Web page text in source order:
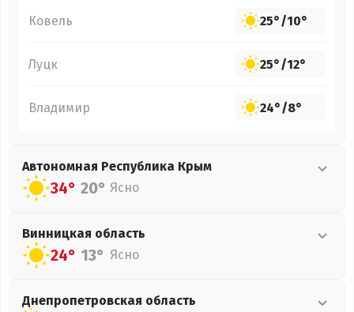
Ковель 25°/10°
Луцк 25°/12°
Владимир 24°/8°
Автономная Республика Крым
34° 20° Ясно
Винницкая область
24° 13° Ясно
Днепропетровская область